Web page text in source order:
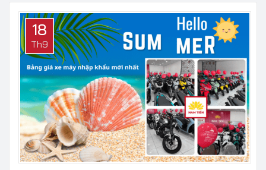
18
Th9